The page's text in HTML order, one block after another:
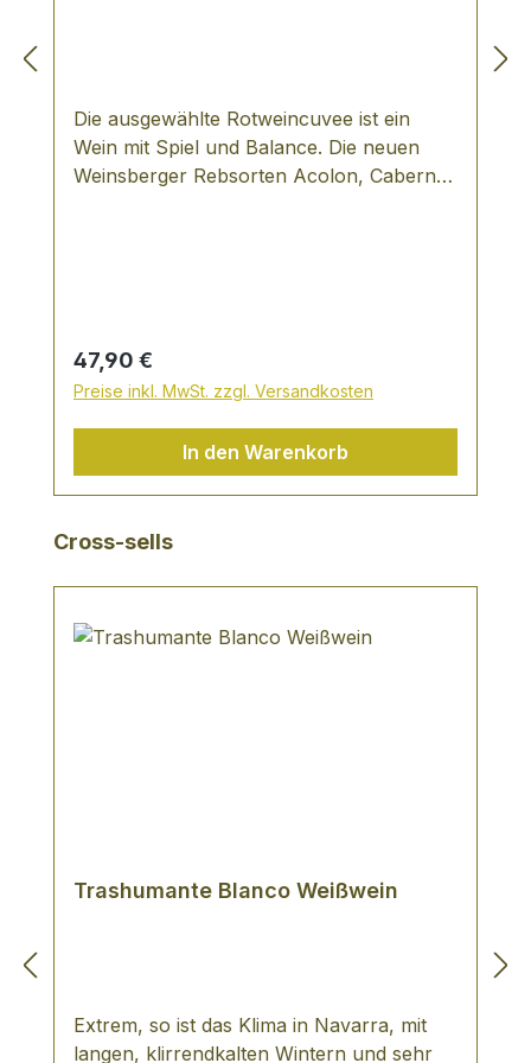
Die ausgewählte Rotweincuvee ist ein
Wein mit Spiel und Balance. Die neuen
Weinsberger Rebsorten Acolon, Cabernet
(Barrique) und verpackt in einem stilvollen
Geschenkekarton - Staatsweingut
Weinsberg.Geschenkpackung mit: 2
Flaschen Traumzeit Rotwein (á 0,75Ltr.)
Regulärer Preis:
47,90 €
Preise inkl. MwSt. zzgl. Versandkosten
In den Warenkorb
Produktgalerie überspringen
Cross-sells
Trashumante Blanco Weißwein
Extrem, so ist das Klima in Navarra, mit
langen, klirrendkalten Wintern und sehr